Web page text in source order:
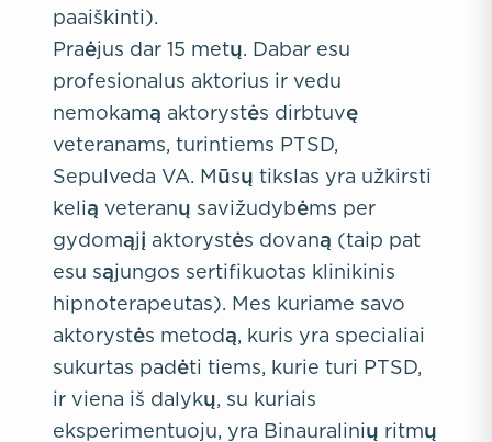
paaiškinti).
Praėjus dar 15 metų. Dabar esu
profesionalus aktorius ir vedu
nemokamą aktorystės dirbtuvę
veteranams, turintiems PTSD,
Sepulveda VA. Mūsų tikslas yra užkirsti
kelią veteranų savižudybėms per
gydomąjį aktorystės dovaną (taip pat
esu sąjungos sertifikuotas klinikinis
hipnoterapeutas). Mes kuriame savo
aktorystės metodą, kuris yra specialiai
sukurtas padėti tiems, kurie turi PTSD,
ir viena iš dalykų, su kuriais
eksperimentuoju, yra Binauralinių ritmų